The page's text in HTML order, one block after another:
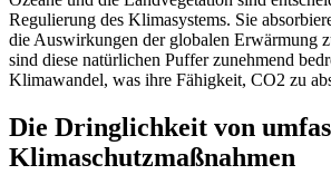
Regulierung des Klimasystems. Sie
die Auswirkungen der globalen Erwärmung
sind diese natürlichen Puffer zunehmend
Klimawandel, was ihre Fähigkeit, CO2 zu
Die Dringlichkeit von
Klimaschutzmaßnahmen